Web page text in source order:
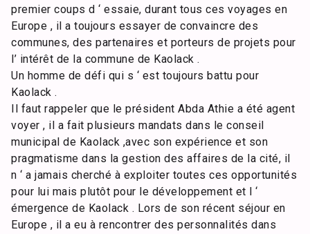
premier coups d ‘ essaie, durant tous ces voyages en
Europe , il a toujours essayer de convaincre des
communes, des partenaires et porteurs de projets pour
l’ intérêt de la commune de Kaolack .
Un homme de défi qui s ‘ est toujours battu pour
Kaolack .
Il faut rappeler que le président Abda Athie a été agent
voyer , il a fait plusieurs mandats dans le conseil
municipal de Kaolack ,avec son expérience et son
pragmatisme dans la gestion des affaires de la cité, il
n ‘ a jamais cherché à exploiter toutes ces opportunités
pour lui mais plutôt pour le développement et l ‘
émergence de Kaolack . Lors de son récent séjour en
Europe , il a eu à rencontrer des personnalités dans